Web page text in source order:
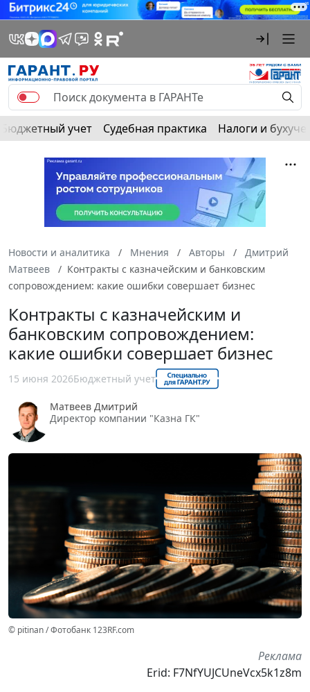
Бюджетный учет Судебная практика Налоги и
Новости и аналитика Мнения Авторы
Дмитрий
Матвеев
Контракты с казначейским и банковским
сопровождением: какие ошибки совершает бизнес
Контракты с казначейским и
банковским сопровождением:
какие ошибки совершает бизнес
15 июня 2026Бюджетный учет
Матвеев Дмитрий
Директор компании "Казна ГК"
© pitinan / Фотобанк 123RF.com
Реклама
Erid: F7NfYUJCUneVcx5k1z8m